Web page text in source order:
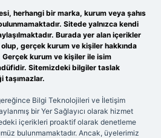
herhangi bir marka, kurum veya şahıs
Sitede yalnızca kendi
Burada yer alan içerikler
gerçek kurum ve kişiler hakkında
Gerçek kurum ve kişiler ile isim
Sitemizdeki bilgiler taslak
taşımazlar.
Bilgi Teknolojileri ve İletişim
bir Yer Sağlayıcı olarak hizmet
içerikleri proaktif olarak denetleme
bulunmamaktadır. Ancak, üyelerimiz